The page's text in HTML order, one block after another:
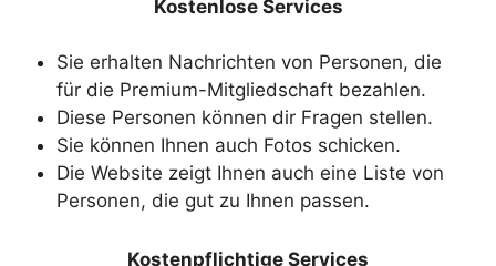
Kostenlose Services
Sie erhalten Nachrichten von Personen, die
für die Premium-Mitgliedschaft bezahlen.
Diese Personen können dir Fragen stellen.
Sie können Ihnen auch Fotos schicken.
Die Website zeigt Ihnen auch eine Liste von
Personen, die gut zu Ihnen passen.
Kostenpflichtige Services